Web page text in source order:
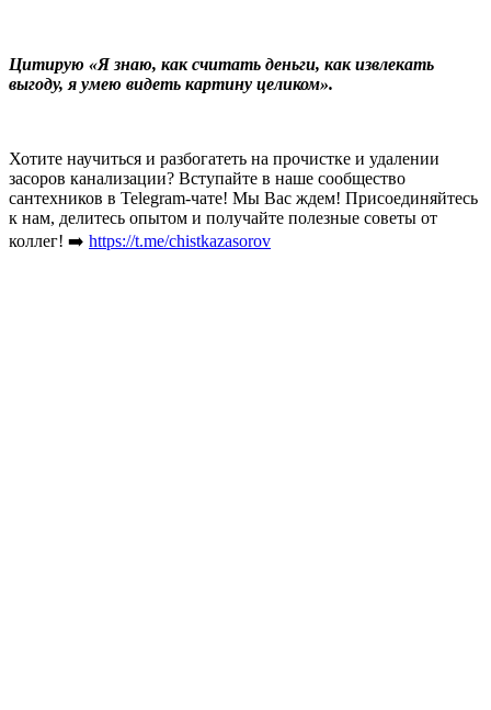
Цитирую «Я знаю, как считать деньги, как извлекать
выгоду, я умею видеть картину целиком».
Хотите научиться и разбогатеть на прочистке и удалении
засоров канализации? Вступайте в наше сообщество
сантехников в Telegram-чате! Мы Вас ждем! Присоединяйтесь
к нам, делитесь опытом и получайте полезные советы от
коллег! ➡️ https://t.me/chistkazasorov